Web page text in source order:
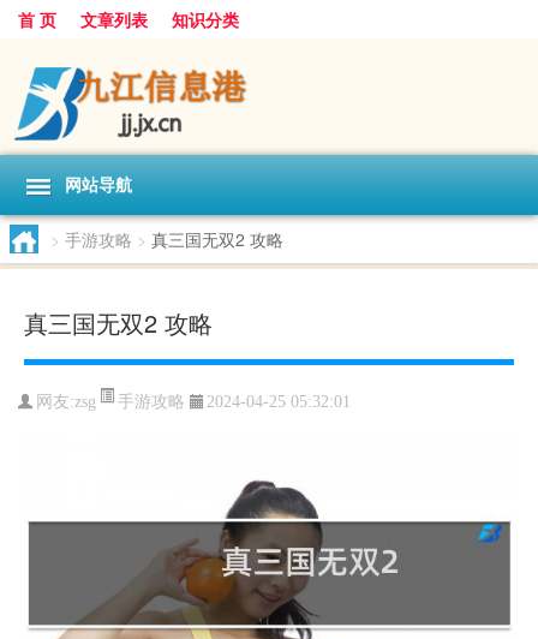
首 页 文章列表 知识分类
网站导航
> 手游攻略 > 真三国无双2 攻略
真三国无双2 攻略
网友:zsg 手游攻略 2024-04-25 05:32:01